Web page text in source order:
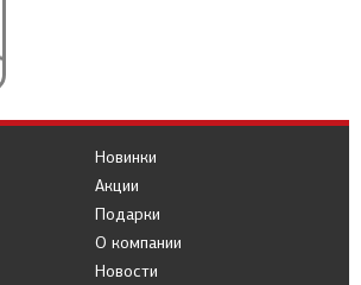
Новинки
Акции
Подарки
О компании
Новости